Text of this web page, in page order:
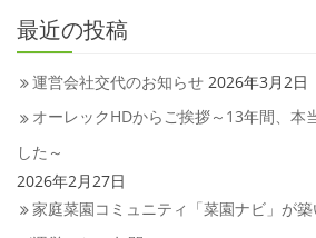
最近の投稿
運営会社交代のお知らせ 2026年3月2日
オーレックHDからご挨拶～13年間、本
した～
2026年2月27日
家庭菜園コミュニティ「菜園ナビ」が